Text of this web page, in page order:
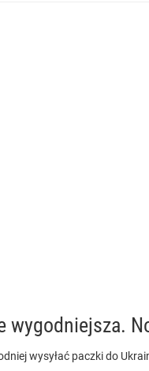
wygodniejsza.
wysyłać paczki do